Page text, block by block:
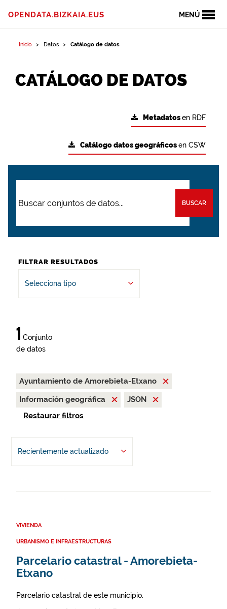
MENÚ
OPENDATA.BIZKAIA.EUS
Inicio Datos Catálogo de datos
CATÁLOGO DE DATOS
Metadatosen RDF
Catálogo datos geográficosen CSW
BUSCAR
FILTRAR RESULTADOS
Selecciona tipo
1 Conjunto
de datos
Ayuntamiento de Amorebieta-Etxano
Información geográfica
JSON
Restaurar filtros
Recientemente actualizado
VIVIENDA
URBANISMO E INFRAESTRUCTURAS
Parcelario catastral - Amorebieta-
Etxano
Parcelario catastral de este municipio.